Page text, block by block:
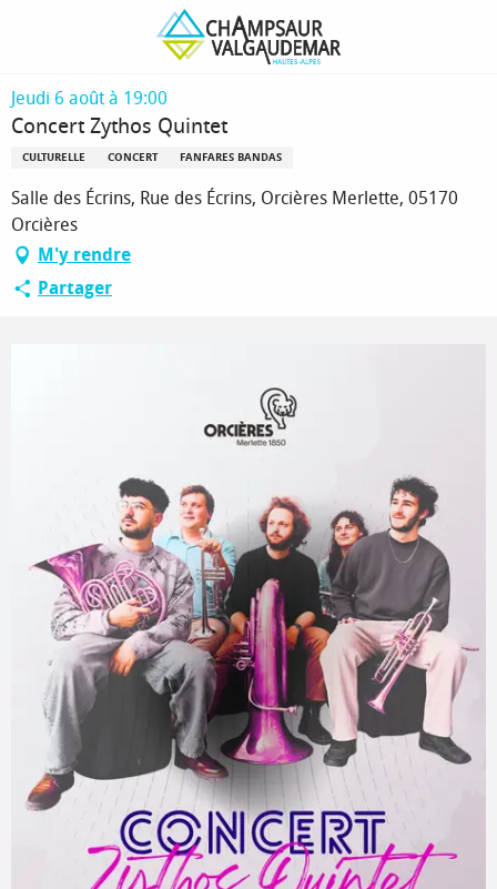
principal
Concert Zythos Quintet
Jeudi 6 août à 19:00
Concert Zythos Quintet
CULTURELLE CONCERT FANFARES BANDAS
Salle des Écrins, Rue des Écrins, Orcières Merlette, 05170
Orcières
M'y rendre
Partager